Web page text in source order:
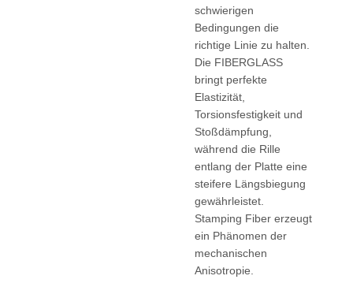
schwierigen
Bedingungen die
richtige Linie zu halten.
Die FIBERGLASS
bringt perfekte
Elastizität,
Torsionsfestigkeit und
Stoßdämpfung,
während die Rille
entlang der Platte eine
steifere Längsbiegung
gewährleistet.
Stamping Fiber erzeugt
ein Phänomen der
mechanischen
Anisotropie.